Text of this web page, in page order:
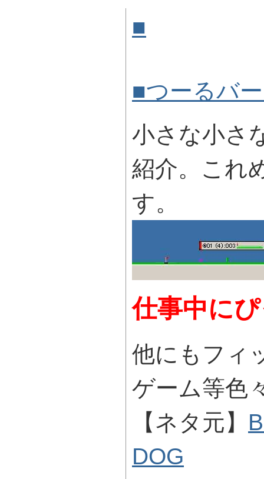
■
■つーるバ
小さな小さ
紹介。これ
す。
仕事中に
他にもフィ
ゲーム等色
【ネタ元】
DOG